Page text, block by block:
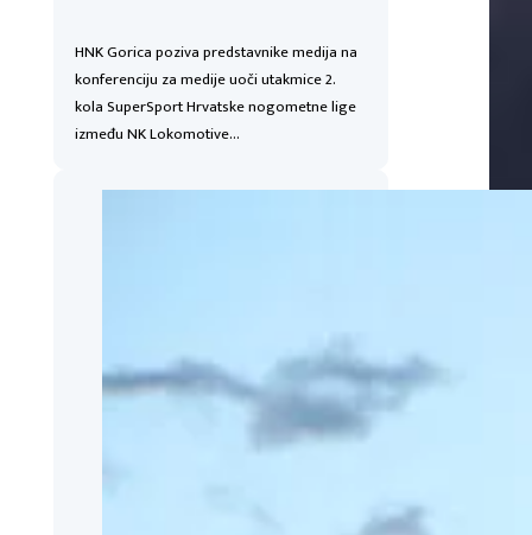
HNK Gorica poziva predstavnike medija na
konferenciju za medije uoči utakmice 2.
kola SuperSport Hrvatske nogometne lige
između NK Lokomotive…